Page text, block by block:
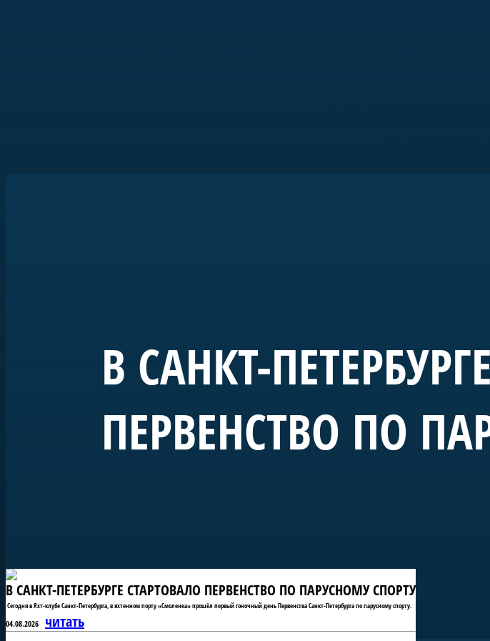
В САНКТ-
ПЕРВЕНСТВО ПО
В САНКТ-ПЕТЕРБУРГЕ СТАРТОВАЛО ПЕРВЕНСТВО ПО ПАРУСНОМУ СПОРТУ
Сегодня в Яхт-клубе Санкт-Петербурга, в яхтенном порту «Смоленка» прошёл первый гоночный день Первенства Санкт-Петербурга по парусному спорту.
04.08.2026 читать